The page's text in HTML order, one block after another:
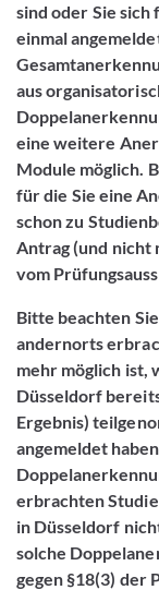
sind oder Sie
einmal
aus
eine weitere
Module möglich.
für die Sie eine
schon zu
Antrag (und nicht
vom
Bitte beachten
andernorts
mehr möglich ist,
Düsseldorf
Ergebnis)
angemeldet
erbrachten
in Düsseldorf
solche
gegen §18(3) der